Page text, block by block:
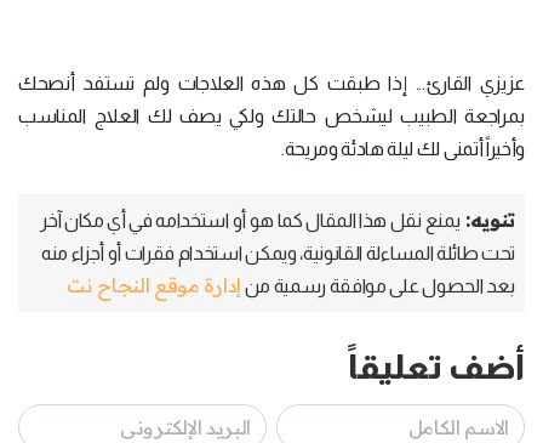
عزيزي القارئ... إذا طبقت كل هذه العلاجات ولم تستفد أنصحك
بمراجعة الطبيب ليشخص حالتك ولكي يصف لك العلاج المناسب
وأخيراً أتمنى لك ليلة هادئة ومريحة.
تنويه: يمنع نقل هذا المقال كما هو أو استخدامه في أي مكان آخر
تحت طائلة المساءلة القانونية، ويمكن استخدام فقرات أو أجزاء منه
بعد الحصول على موافقة رسمية من إدارة موقع النجاح نت
أضف تعليقاً